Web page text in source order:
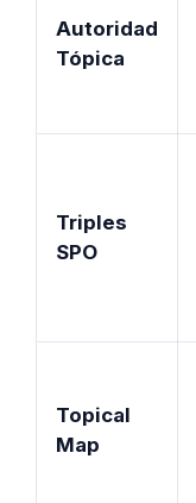
Autoridad
Tópica
Triples
SPO
Topical
Map